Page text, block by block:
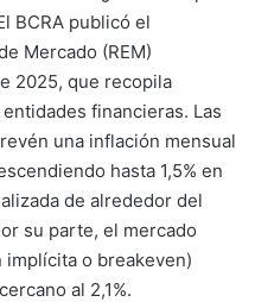
BCRA publicó el
Mercado (REM)
2025, que recopila
financieras. Las
una inflación mensual
hasta 1,5% en
de alrededor del
su parte, el mercado
implícita o breakeven)
al 2,1%.